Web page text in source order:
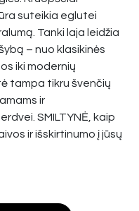
suteikia eglutei
Tanki laja leidžia
– nuo klasikinės
iki modernių
tampa tikru švenčių
ir
SMILTYNĖ, kaip
ir išskirtinumo į jūsų